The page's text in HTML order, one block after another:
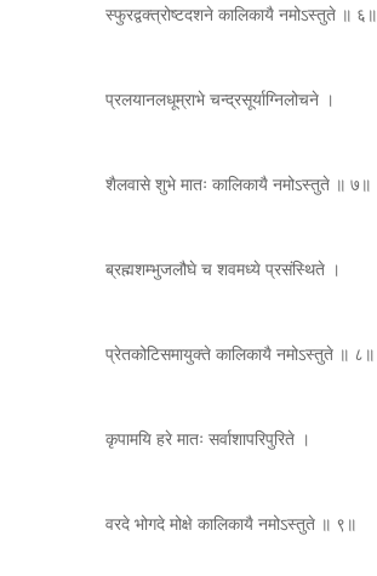
स्फुरद्वक्त्रोष्टदशने कालिकायै नमोऽस्तुते ॥ ६॥
प्रलयानलधूम्राभे चन्द्रसूर्याग्निलोचने ।
शैलवासे शुभे मातः कालिकायै नमोऽस्तुते ॥ ७॥
ब्रह्मशम्भुजलौघे च शवमध्ये प्रसंस्थिते ।
प्रेतकोटिसमायुक्ते कालिकायै नमोऽस्तुते ॥ ८॥
कृपामयि हरे मातः सर्वाशापरिपुरिते ।
वरदे भोगदे मोक्षे कालिकायै नमोऽस्तुते ॥ ९॥